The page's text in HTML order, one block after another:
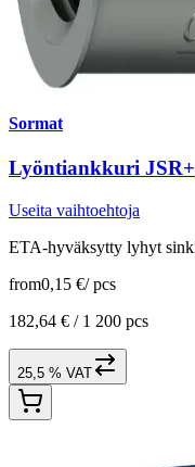
Sormat
Lyöntiankkuri JSR+
Useita vaihtoehtoja
ETA-hyväksytty lyhyt
from0,15 €/ pcs
182,64 € / 1 200 pcs
25,5 % VAT